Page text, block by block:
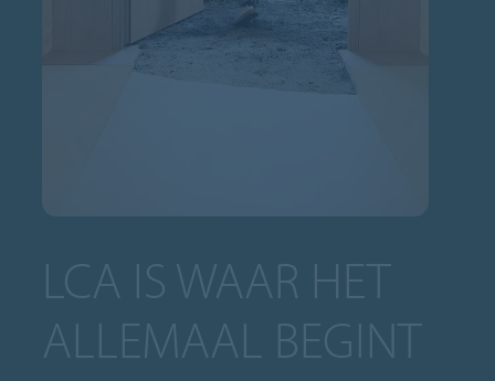
LCA IS WAAR HET
ALLEMAAL BEGINT